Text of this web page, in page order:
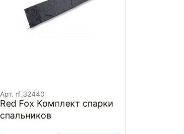
Арт. rf_32440
Red Fox Комплект спарки
спальников